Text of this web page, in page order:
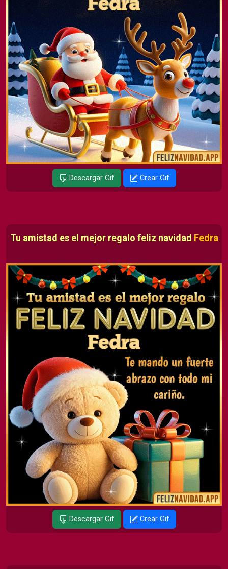
Descargar Gif Crear Gif
Tu amistad es el mejor regalo feliz navidad Fedra
Descargar Gif Crear Gif